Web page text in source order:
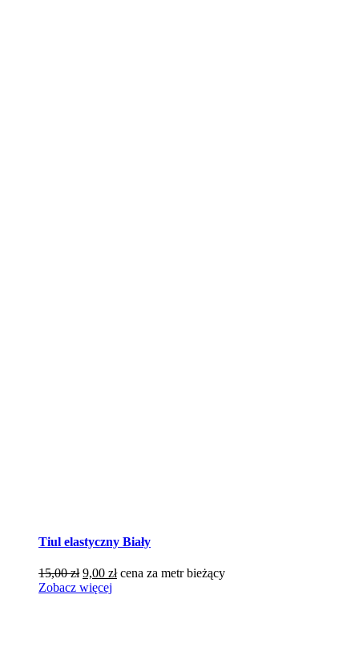
Tiul elastyczny Biały
15,00zł Pierwotna
cena
9,00 złAktualna
cena za metr bieżący
Zobacz więcej